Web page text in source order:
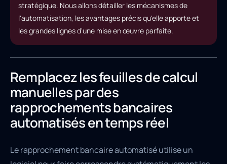
stratégique. Nous allons détailler les mécanismes de
l'automatisation, les avantages précis qu'elle apporte et
les grandes lignes d'une mise en œuvre parfaite.
Remplacez les feuilles de calcul
manuelles par des
rapprochements bancaires
automatisés en temps réel
Le rapprochement bancaire automatisé utilise un